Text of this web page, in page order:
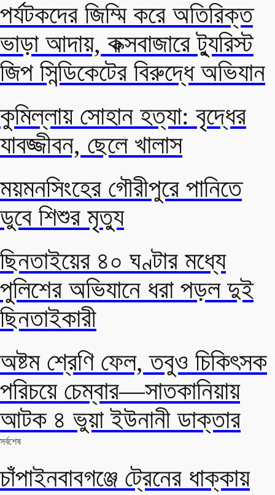
পর্যটকদের জিম্মি করে অতিরিক্ত
ভাড়া আদায়, কক্সবাজারে ট্যুরিস্ট
জিপ সিন্ডিকেটের বিরুদ্ধে অভিযান
কুমিল্লায় সোহান হত্যা: বৃদ্ধের
যাবজ্জীবন, ছেলে খালাস
ময়মনসিংহের গৌরীপুরে পানিতে
ডুবে শিশুর মৃত্যু
ছিনতাইয়ের ৪০ ঘণ্টার মধ্যে
পুলিশের অভিযানে ধরা পড়ল দুই
ছিনতাইকারী
অষ্টম শ্রেণি ফেল, তবুও চিকিৎসক
পরিচয়ে চেম্বার—সাতকানিয়ায়
আটক ৪ ভুয়া ইউনানী ডাক্তার
সর্বশেষ
চাঁপাইনবাবগঞ্জে ট্রেনের ধাক্কায়